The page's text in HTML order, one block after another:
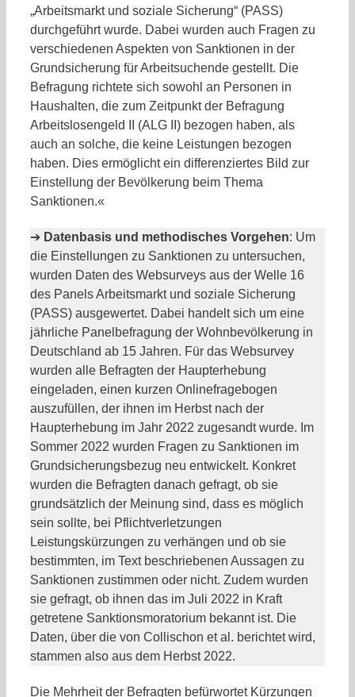
„Arbeitsmarkt und soziale Sicherung“ (PASS)
durchgeführt wurde. Dabei wurden auch Fragen zu
verschiedenen Aspekten von Sanktionen in der
Grundsicherung für Arbeitsuchende gestellt. Die
Befragung richtete sich sowohl an Personen in
Haushalten, die zum Zeitpunkt der Befragung
Arbeitslosengeld II (ALG II) bezogen haben, als
auch an solche, die keine Leistungen bezogen
haben. Dies ermöglicht ein differenziertes Bild zur
Einstellung der Bevölkerung beim Thema
Sanktionen.«
➔ Datenbasis und methodisches Vorgehen: Um
die Einstellungen zu Sanktionen zu untersuchen,
wurden Daten des Websurveys aus der Welle 16
des Panels Arbeitsmarkt und soziale Sicherung
(PASS) ausgewertet. Dabei handelt sich um eine
jährliche Panelbefragung der Wohnbevölkerung in
Deutschland ab 15 Jahren. Für das Websurvey
wurden alle Befragten der Haupterhebung
eingeladen, einen kurzen Onlinefragebogen
auszufüllen, der ihnen im Herbst nach der
Haupterhebung im Jahr 2022 zugesandt wurde. Im
Sommer 2022 wurden Fragen zu Sanktionen im
Grundsicherungsbezug neu entwickelt. Konkret
wurden die Befragten danach gefragt, ob sie
grundsätzlich der Meinung sind, dass es möglich
sein sollte, bei Pflichtverletzungen
Leistungskürzungen zu verhängen und ob sie
bestimmten, im Text beschriebenen Aussagen zu
Sanktionen zustimmen oder nicht. Zudem wurden
sie gefragt, ob ihnen das im Juli 2022 in Kraft
getretene Sanktionsmoratorium bekannt ist. Die
Daten, über die von Collischon et al. berichtet wird,
stammen also aus dem Herbst 2022.
Die Mehrheit der Befragten befürwortet Kürzungen